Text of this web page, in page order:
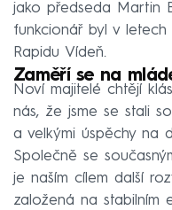
jako předseda Martin
funkcionář byl v
Rapidu Vídeň.
Zaměří se na
Noví majitelé chtějí
nás, že jsme se stali
a velkými úspěchy na
Společně se
je naším cílem další
založená na stabilním